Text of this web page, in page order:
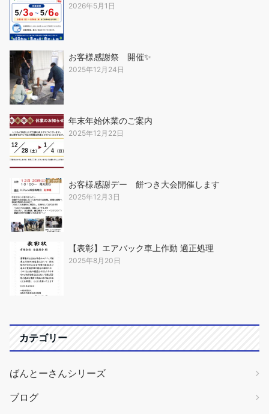
2026年5月1日
お客様感謝祭 開催✨
2025年12月24日
年末年始休業のご案内
2025年12月22日
お客様感謝デー 餅つき大会開催します
2025年12月3日
【表彰】エアバック車上作動 適正処理
2025年8月20日
カテゴリー
ばんとーさんシリーズ
ブログ